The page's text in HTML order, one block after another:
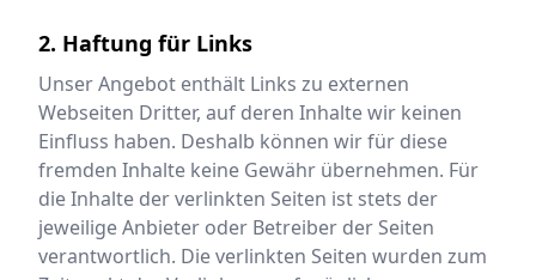
2. Haftung für Links
Unser Angebot enthält Links zu externen
Webseiten Dritter, auf deren Inhalte wir keinen
Einfluss haben. Deshalb können wir für diese
fremden Inhalte keine Gewähr übernehmen. Für
die Inhalte der verlinkten Seiten ist stets der
jeweilige Anbieter oder Betreiber der Seiten
verantwortlich. Die verlinkten Seiten wurden zum